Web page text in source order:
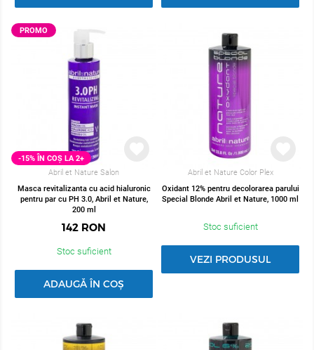
-15% ÎN COȘ LA 2+
Abril et Nature Salon
Masca revitalizanta cu acid hialuronic
pentru par cu PH 3.0, Abril et Nature,
200 ml
142 RON
PROMO
Stoc suficient
ADAUGĂ ÎN COȘ
Abril et Nature Color Plex
Oxidant 12% pentru decolorarea parului
Special Blonde Abril et Nature, 1000 ml
Stoc suficient
VEZI PRODUSUL